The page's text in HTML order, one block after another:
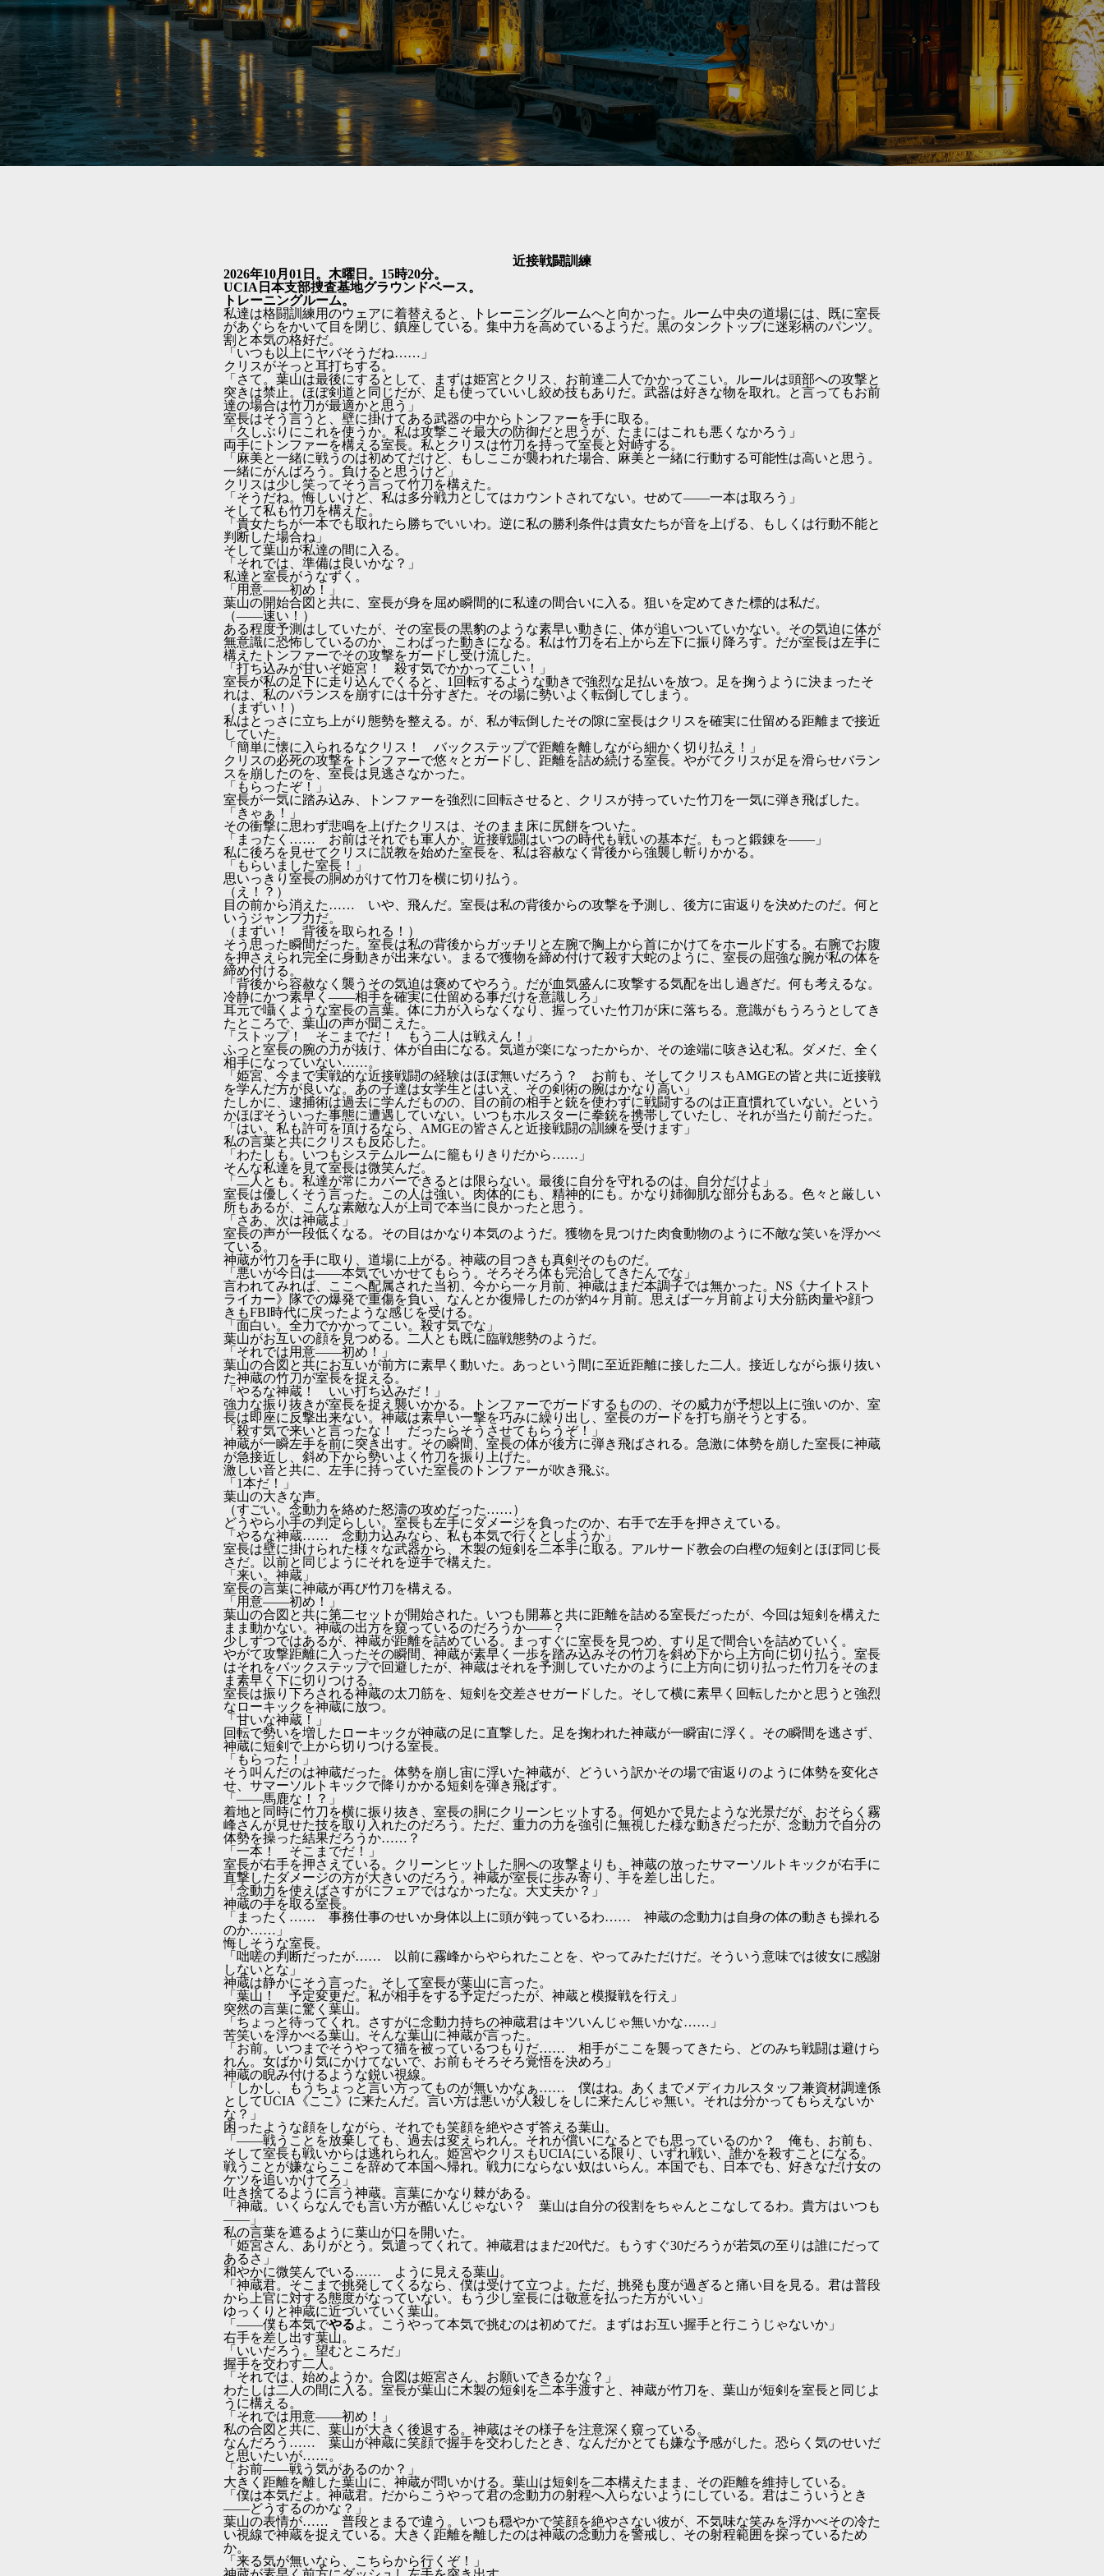
近接戦闘訓練
2026年10月01日。木曜日。15時20分。
UCIA日本支部捜査基地グラウンドベース。
トレーニングルーム。
私達は格闘訓練用のウェアに着替えると、トレーニングルームへと向かった。ルーム中央の道場には、既に室長
があぐらをかいて目を閉じ、鎮座している。集中力を高めているようだ。黒のタンクトップに迷彩柄のパンツ。
割と本気の格好だ。
「いつも以上にヤバそうだね……」
クリスがそっと耳打ちする。
「さて。葉山は最後にするとして、まずは姫宮とクリス、お前達二人でかかってこい。ルールは頭部への攻撃と
突きは禁止。ほぼ剣道と同じだが、足も使っていいし絞め技もありだ。武器は好きな物を取れ。と言ってもお前
達の場合は竹刀が最適かと思う」
室長はそう言うと、壁に掛けてある武器の中からトンファーを手に取る。
「久しぶりにこれを使うか。私は攻撃こそ最大の防御だと思うが、たまにはこれも悪くなかろう」
両手にトンファーを構える室長。私とクリスは竹刀を持って室長と対峙する。
「麻美と一緒に戦うのは初めてだけど、もしここが襲われた場合、麻美と一緒に行動する可能性は高いと思う。
一緒にがんばろう。負けると思うけど」
クリスは少し笑ってそう言って竹刀を構えた。
「そうだね。悔しいけど、私は多分戦力としてはカウントされてない。せめて――一本は取ろう」
そして私も竹刀を構えた。
「貴女たちが一本でも取れたら勝ちでいいわ。逆に私の勝利条件は貴女たちが音を上げる、もしくは行動不能と
判断した場合ね」
そして葉山が私達の間に入る。
「それでは、準備は良いかな？」
私達と室長がうなずく。
「用意――初め！」
葉山の開始合図と共に、室長が身を屈め瞬間的に私達の間合いに入る。狙いを定めてきた標的は私だ。
（――速い！）
ある程度予測はしていたが、その室長の黒豹のような素早い動きに、体が追いついていかない。その気迫に体が
無意識に恐怖しているのか、こわばった動きになる。私は竹刀を右上から左下に振り降ろす。だが室長は左手に
構えたトンファーでその攻撃をガードし受け流した。
「打ち込みが甘いぞ姫宮！ 殺す気でかかってこい！」
室長が私の足下に走り込んでくると、1回転するような動きで強烈な足払いを放つ。足を掬うように決まったそ
れは、私のバランスを崩すには十分すぎた。その場に勢いよく転倒してしまう。
（まずい！）
私はとっさに立ち上がり態勢を整える。が、私が転倒したその隙に室長はクリスを確実に仕留める距離まで接近
していた。
「簡単に懐に入られるなクリス！ バックステップで距離を離しながら細かく切り払え！」
クリスの必死の攻撃をトンファーで悠々とガードし、距離を詰め続ける室長。やがてクリスが足を滑らせバラン
スを崩したのを、室長は見逃さなかった。
「もらったぞ！」
室長が一気に踏み込み、トンファーを強烈に回転させると、クリスが持っていた竹刀を一気に弾き飛ばした。
「きゃぁ！」
その衝撃に思わず悲鳴を上げたクリスは、そのまま床に尻餅をついた。
「まったく…… お前はそれでも軍人か。近接戦闘はいつの時代も戦いの基本だ。もっと鍛錬を――」
私に後ろを見せてクリスに説教を始めた室長を、私は容赦なく背後から強襲し斬りかかる。
「もらいました室長！」
思いっきり室長の胴めがけて竹刀を横に切り払う。
（え！？）
目の前から消えた…… いや、飛んだ。室長は私の背後からの攻撃を予測し、後方に宙返りを決めたのだ。何と
いうジャンプ力だ。
（まずい！ 背後を取られる！）
そう思った瞬間だった。室長は私の背後からガッチリと左腕で胸上から首にかけてをホールドする。右腕でお腹
を押さえられ完全に身動きが出来ない。まるで獲物を締め付けて殺す大蛇のように、室長の屈強な腕が私の体を
締め付ける。
「背後から容赦なく襲うその気迫は褒めてやろう。だが血気盛んに攻撃する気配を出し過ぎだ。何も考えるな。
冷静にかつ素早く――相手を確実に仕留める事だけを意識しろ」
耳元で囁くような室長の言葉。体に力が入らなくなり、握っていた竹刀が床に落ちる。意識がもうろうとしてき
たところで、葉山の声が聞こえた。
「ストップ！ そこまでだ！ もう二人は戦えん！」
ふっと室長の腕の力が抜け、体が自由になる。気道が楽になったからか、その途端に咳き込む私。ダメだ、全く
相手になっていない……。
「姫宮、今まで実戦的な近接戦闘の経験はほぼ無いだろう？ お前も、そしてクリスもAMGEの皆と共に近接戦
を学んだ方が良いな。あの子達は女学生とはいえ、その剣術の腕はかなり高い」
たしかに、逮捕術は過去に学んだものの、目の前の相手と銃を使わずに戦闘するのは正直慣れていない。という
かほぼそういった事態に遭遇していない。いつもホルスターに拳銃を携帯していたし、それが当たり前だった。
「はい。私も許可を頂けるなら、AMGEの皆さんと近接戦闘の訓練を受けます」
私の言葉と共にクリスも反応した。
「わたしも。いつもシステムルームに籠もりきりだから……」
そんな私達を見て室長は微笑んだ。
「二人とも。私達が常にカバーできるとは限らない。最後に自分を守れるのは、自分だけよ」
室長は優しくそう言った。この人は強い。肉体的にも、精神的にも。かなり姉御肌な部分もある。色々と厳しい
所もあるが、こんな素敵な人が上司で本当に良かったと思う。
「さあ、次は神蔵よ」
室長の声が一段低くなる。その目はかなり本気のようだ。獲物を見つけた肉食動物のように不敵な笑いを浮かべ
ている。
神蔵が竹刀を手に取り、道場に上がる。神蔵の目つきも真剣そのものだ。
「悪いが今日は――本気でいかせてもらう。そろそろ体も完治してきたんでな」
言われてみれば、ここへ配属された当初、今から一ヶ月前、神蔵はまだ本調子では無かった。NS《ナイトスト
ライカー》隊での爆発で重傷を負い、なんとか復帰したのが約4ヶ月前。思えば一ヶ月前より大分筋肉量や顔つ
きもFBI時代に戻ったような感じを受ける。
「面白い。全力でかかってこい。殺す気でな」
葉山がお互いの顔を見つめる。二人とも既に臨戦態勢のようだ。
「それでは用意――初め！」
葉山の合図と共にお互いが前方に素早く動いた。あっという間に至近距離に接した二人。接近しながら振り抜い
た神蔵の竹刀が室長を捉える。
「やるな神蔵！ いい打ち込みだ！」
強力な振り抜きが室長を捉え襲いかかる。トンファーでガードするものの、その威力が予想以上に強いのか、室
長は即座に反撃出来ない。神蔵は素早い一撃を巧みに繰り出し、室長のガードを打ち崩そうとする。
「殺す気で来いと言ったな！ だったらそうさせてもらうぞ！」
神蔵が一瞬左手を前に突き出す。その瞬間、室長の体が後方に弾き飛ばされる。急激に体勢を崩した室長に神蔵
が急接近し、斜め下から勢いよく竹刀を振り上げた。
激しい音と共に、左手に持っていた室長のトンファーが吹き飛ぶ。
「1本だ！」
葉山の大きな声。
（すごい。念動力を絡めた怒濤の攻めだった……）
どうやら小手の判定らしい。室長も左手にダメージを負ったのか、右手で左手を押さえている。
「やるな神蔵…… 念動力込みなら、私も本気で行くとしようか」
室長は壁に掛けられた様々な武器から、木製の短剣を二本手に取る。アルサード教会の白樫の短剣とほぼ同じ長
さだ。以前と同じようにそれを逆手で構えた。
「来い。神蔵」
室長の言葉に神蔵が再び竹刀を構える。
「用意――初め！」
葉山の合図と共に第二セットが開始された。いつも開幕と共に距離を詰める室長だったが、今回は短剣を構えた
まま動かない。神蔵の出方を窺っているのだろうか――？
少しずつではあるが、神蔵が距離を詰めている。まっすぐに室長を見つめ、すり足で間合いを詰めていく。
やがて攻撃距離に入ったその瞬間、神蔵が素早く一歩を踏み込みその竹刀を斜め下から上方向に切り払う。室長
はそれをバックステップで回避したが、神蔵はそれを予測していたかのように上方向に切り払った竹刀をそのま
ま素早く下に切りつける。
室長は振り下ろされる神蔵の太刀筋を、短剣を交差させガードした。そして横に素早く回転したかと思うと強烈
なローキックを神蔵に放つ。
「甘いな神蔵！」
回転で勢いを増したローキックが神蔵の足に直撃した。足を掬われた神蔵が一瞬宙に浮く。その瞬間を逃さず、
神蔵に短剣で上から切りつける室長。
「もらった！」
そう叫んだのは神蔵だった。体勢を崩し宙に浮いた神蔵が、どういう訳かその場で宙返りのように体勢を変化さ
せ、サマーソルトキックで降りかかる短剣を弾き飛ばす。
「――馬鹿な！？」
着地と同時に竹刀を横に振り抜き、室長の胴にクリーンヒットする。何処かで見たような光景だが、おそらく霧
峰さんが見せた技を取り入れたのだろう。ただ、重力の力を強引に無視した様な動きだったが、念動力で自分の
体勢を操った結果だろうか……？
「一本！ そこまでだ！」
室長が右手を押さえている。クリーンヒットした胴への攻撃よりも、神蔵の放ったサマーソルトキックが右手に
直撃したダメージの方が大きいのだろう。神蔵が室長に歩み寄り、手を差し出した。
「念動力を使えばさすがにフェアではなかったな。大丈夫か？」
神蔵の手を取る室長。
「まったく…… 事務仕事のせいか身体以上に頭が鈍っているわ…… 神蔵の念動力は自身の体の動きも操れる
のか……」
悔しそうな室長。
「咄嗟の判断だったが…… 以前に霧峰からやられたことを、やってみただけだ。そういう意味では彼女に感謝
しないとな」
神蔵は静かにそう言った。そして室長が葉山に言った。
「葉山！ 予定変更だ。私が相手をする予定だったが、神蔵と模擬戦を行え」
突然の言葉に驚く葉山。
「ちょっと待ってくれ。さすがに念動力持ちの神蔵君はキツいんじゃ無いかな……」
苦笑いを浮かべる葉山。そんな葉山に神蔵が言った。
「お前。いつまでそうやって猫を被っているつもりだ…… 相手がここを襲ってきたら、どのみち戦闘は避けら
れん。女ばかり気にかけてないで、お前もそろそろ覚悟を決めろ」
神蔵の睨み付けるような鋭い視線。
「しかし、もうちょっと言い方ってものが無いかなぁ…… 僕はね。あくまでメディカルスタッフ兼資材調達係
としてUCIA《ここ》に来たんだ。言い方は悪いが人殺しをしに来たんじゃ無い。それは分かってもらえないか
な？」
困ったような顔をしながら、それでも笑顔を絶やさず答える葉山。
「――戦うことを放棄しても、過去は変えられん。それが償いになるとでも思っているのか？ 俺も、お前も、
そして室長も戦いからは逃れられん。姫宮やクリスもUCIAにいる限り、いずれ戦い、誰かを殺すことになる。
戦うことが嫌ならここを辞めて本国へ帰れ。戦力にならない奴はいらん。本国でも、日本でも、好きなだけ女の
ケツを追いかけてろ」
吐き捨てるように言う神蔵。言葉にかなり棘がある。
「神蔵。いくらなんでも言い方が酷いんじゃない？ 葉山は自分の役割をちゃんとこなしてるわ。貴方はいつも
――」
私の言葉を遮るように葉山が口を開いた。
「姫宮さん、ありがとう。気遣ってくれて。神蔵君はまだ20代だ。もうすぐ30だろうが若気の至りは誰にだって
あるさ」
和やかに微笑んでいる…… ように見える葉山。
「神蔵君。そこまで挑発してくるなら、僕は受けて立つよ。ただ、挑発も度が過ぎると痛い目を見る。君は普段
から上官に対する態度がなっていない。もう少し室長には敬意を払った方がいい」
ゆっくりと神蔵に近づいていく葉山。
「――僕も本気でやるよ。こうやって本気で挑むのは初めてだ。まずはお互い握手と行こうじゃないか」
右手を差し出す葉山。
「いいだろう。望むところだ」
握手を交わす二人。
「それでは、始めようか。合図は姫宮さん、お願いできるかな？」
わたしは二人の間に入る。室長が葉山に木製の短剣を二本手渡すと、神蔵が竹刀を、葉山が短剣を室長と同じよ
うに構える。
「それでは用意――初め！」
私の合図と共に、葉山が大きく後退する。神蔵はその様子を注意深く窺っている。
なんだろう…… 葉山が神蔵に笑顔で握手を交わしたとき、なんだかとても嫌な予感がした。恐らく気のせいだ
と思いたいが……。
「お前――戦う気があるのか？」
大きく距離を離した葉山に、神蔵が問いかける。葉山は短剣を二本構えたまま、その距離を維持している。
「僕は本気だよ。神蔵君。だからこうやって君の念動力の射程へ入らないようにしている。君はこういうとき
――どうするのかな？」
葉山の表情が…… 普段とまるで違う。いつも穏やかで笑顔を絶やさない彼が、不気味な笑みを浮かべその冷た
い視線で神蔵を捉えている。大きく距離を離したのは神蔵の念動力を警戒し、その射程範囲を探っているため
か。
「来る気が無いなら、こちらから行くぞ！」